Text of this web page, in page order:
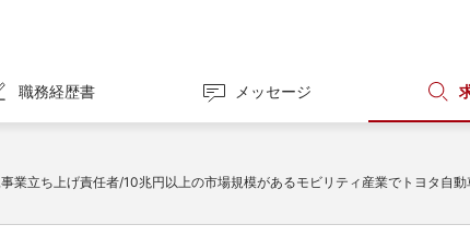
職務経歴書 メッセージ
立ち上げ責任者/10兆円以上の市場規模があるモビリティ産業でトヨタ自